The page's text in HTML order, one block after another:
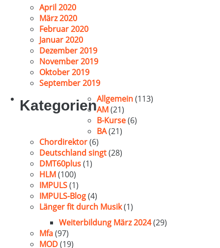
April 2020
März 2020
Februar 2020
Januar 2020
Dezember 2019
November 2019
Oktober 2019
September 2019
KategorienAllgemein(113)
AM(21)
B-Kurse(6)
BA(21)
Chordirektor(6)
Deutschland singt(28)
DMT60plus(1)
HLM(100)
IMPULS(1)
IMPULS-Blog(4)
Länger fit durch Musik(1)
Weiterbildung März 2024(29)
Mfa(97)
MOD(19)